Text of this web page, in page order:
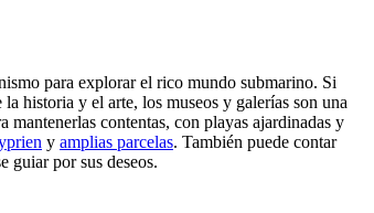
para explorar el rico mundo submarino. Si
la historia y el arte, los museos y galerías son una
mantenerlas contentas, con playas ajardinadas y
y amplias parcelas. También puede contar
guiar por sus deseos.